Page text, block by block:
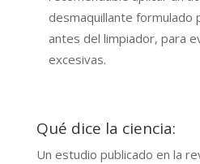
desmaquillante formulado
antes del limpiador, para
excesivas.
Qué dice la ciencia:
Un estudio publicado en la